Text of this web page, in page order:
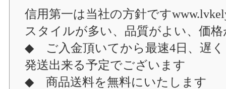
信用第一は当社の方針です
スタイルが多い、品質がよい、価
◆ ご入金頂いてから最速4日、遅く
発送出来る予定でございます
◆ 商品送料を無料にいたします